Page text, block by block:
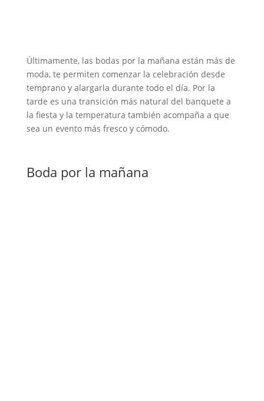
Últimamente, las bodas por la mañana están más de
moda, te permiten comenzar la celebración desde
temprano y alargarla durante todo el día. Por la
tarde es una transición más natural del banquete a
la fiesta y la temperatura también acompaña a que
sea un evento más fresco y cómodo.
Boda por la mañana